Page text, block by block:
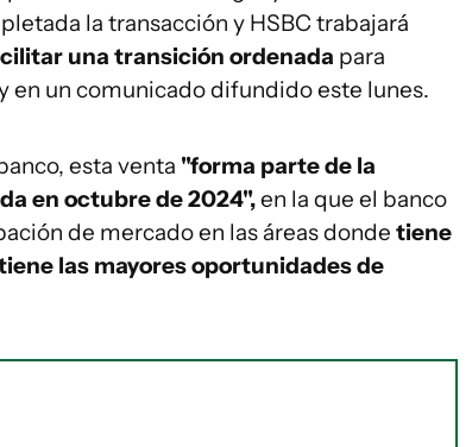
la transacción y HSBC trabajará
una transición ordenada para
en un comunicado difundido este lunes.
esta venta "forma parte de la
en octubre de 2024",en la que el banco
de mercado en las áreas donde tiene
las mayores oportunidades de